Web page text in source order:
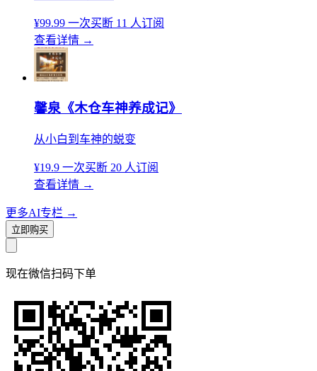
¥99.99 一次买断 11 人订阅
查看详情 →
馨泉《木仓车神养成记》
从小白到车神的蜕变
¥19.9 一次买断 20 人订阅
查看详情 →
更多AI专栏 →
立即购买
现在微信扫码下单